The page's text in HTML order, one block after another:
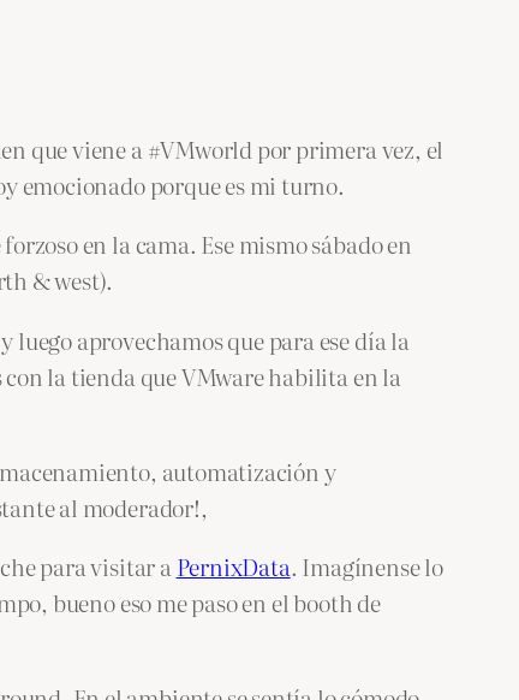
que viene a #VMworld por primera vez, el
emocionado porque es mi turno.
en la cama. Ese mismo sábado en
& west).
aprovechamos que para ese día la
la tienda que VMware habilita en la
automatización y
al moderador!,
para visitar aPernixData. Imagínense lo
bueno eso me paso en el booth de